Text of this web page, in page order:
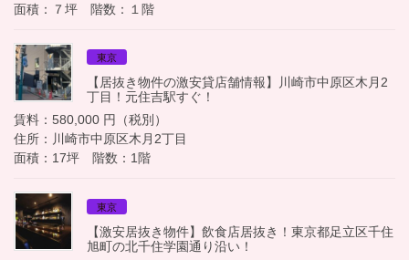
面積：７坪 階数：１階
東京
【居抜き物件の激安貸店舗情報】川崎市中原区木月2
丁目！元住吉駅すぐ！
賃料：580,000 円（税別）
住所：川崎市中原区木月2丁目
面積：17坪 階数：1階
東京
【激安居抜き物件】飲食店居抜き！東京都足立区千住
旭町の北千住学園通り沿い！